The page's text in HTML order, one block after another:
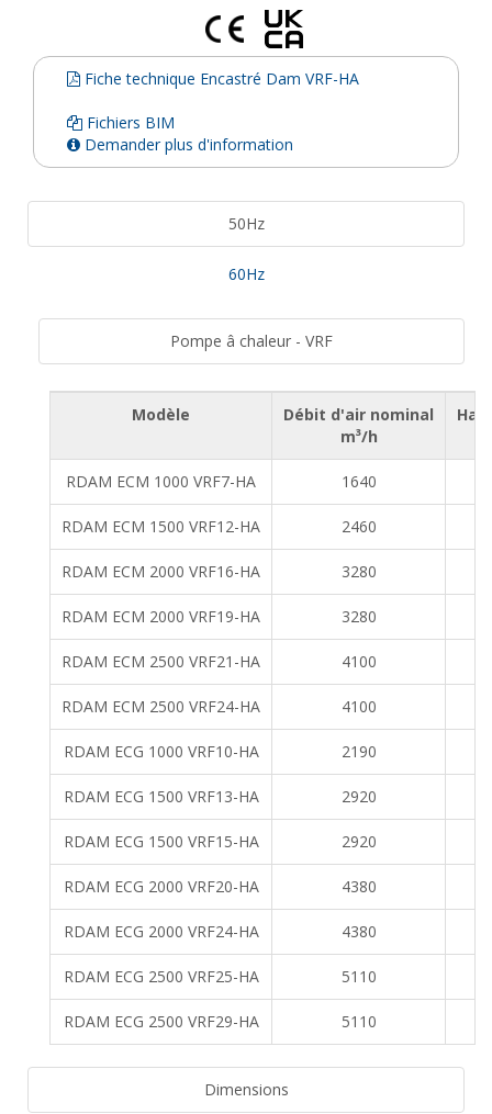
Fiche technique Encastré Dam VRF-HA
Fichiers BIM
Demander plus d'information
50Hz
60Hz
Pompe â chaleur - VRF
Modèle
Débit d'air nominal
m³/h
RDAM ECM 1000 VRF7-HA 1640
RDAM ECM 1500 VRF12-HA 2460
RDAM ECM 2000 VRF16-HA 3280
RDAM ECM 2000 VRF19-HA 3280
RDAM ECM 2500 VRF21-HA 4100
RDAM ECM 2500 VRF24-HA 4100
RDAM ECG 1000 VRF10-HA 2190
RDAM ECG 1500 VRF13-HA 2920
RDAM ECG 1500 VRF15-HA 2920
RDAM ECG 2000 VRF20-HA 4380
RDAM ECG 2000 VRF24-HA 4380
RDAM ECG 2500 VRF25-HA 5110
RDAM ECG 2500 VRF29-HA 5110
Dimensions